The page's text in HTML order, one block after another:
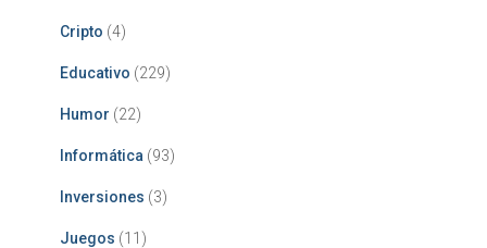
Cripto (4)
Educativo (229)
Humor (22)
Informática (93)
Inversiones (3)
Juegos (11)